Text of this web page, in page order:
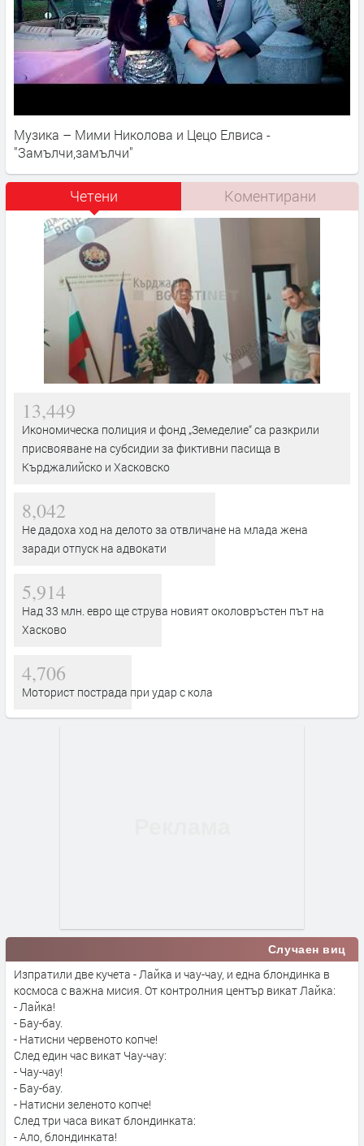
Музика – Мими Николова и Цецо Елвиса -
"Замълчи,замълчи"
Четени Коментирани
13,449
Икономическа полиция и фонд „Земеделие“ са разкрили
присвояване на субсидии за фиктивни пасища в
Кърджалийско и Хасковско
8,042
Не дадоха ход на делото за отвличане на млада жена
заради отпуск на адвокати
5,914
Над 33 млн. евро ще струва новият околовръстен път на
Хасково
4,706
Моторист пострада при удар с кола
Случаен виц
Изпратили две кучета - Лайка и чау-чау, и една блондинка в
космоса с важна мисия. От контролния център викат Лайка:
- Лайка!
- Бау-бау.
- Натисни червеното копче!
След един час викат Чау-чау:
- Чау-чау!
- Бау-бау.
- Натисни зеленото копче!
След три часа викат блондинката:
- Ало, блондинката!